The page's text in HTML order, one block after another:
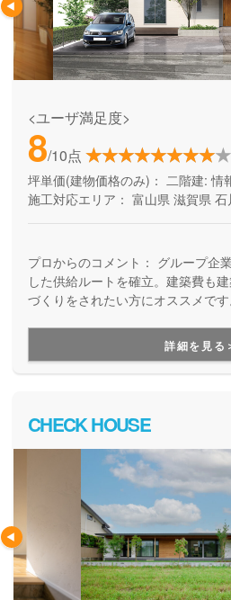
<ユーザ満足度>
8/10点
坪単価(建物価格のみ)： 二階建: 情
施工対応エリア： 富山県 滋賀県 石
プロからのコメント： グループ企
した供給ルートを確立。建築費も
づくりをされたい方にオススメです
詳細を見る
CHECK HOUSE